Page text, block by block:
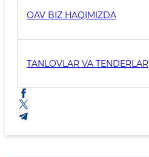
OAV BIZ HAQIMIZDA
TANLOVLAR VA TENDERLAR